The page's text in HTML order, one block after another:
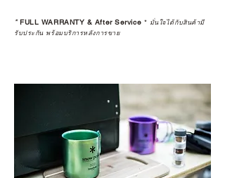
*FULL WARRANTY & After Service * มั่นใจได้กับสินค้ามี
รับประกัน พร้อมบริการหลังการขาย